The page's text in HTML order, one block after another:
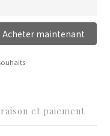
Acheter maintenant
et paiement